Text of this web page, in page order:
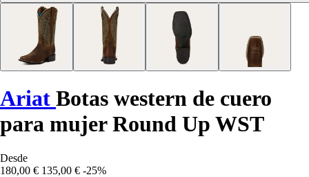
Ariat Botas western de cuero
para mujer Round Up WST
Desde
180,00 € 135,00 € -25%